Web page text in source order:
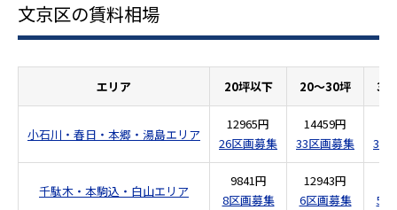
文京区の賃料相場
エリア 20坪以下 20～30坪 30
小石川・春日・本郷・湯島エリア
12965円
26区画募集
14459円
33区画募集
30
千駄木・本駒込・白山エリア
9841円
8区画募集
12943円
6区画募集
5